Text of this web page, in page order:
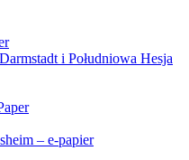
i Południowa Hesja
– e-papier